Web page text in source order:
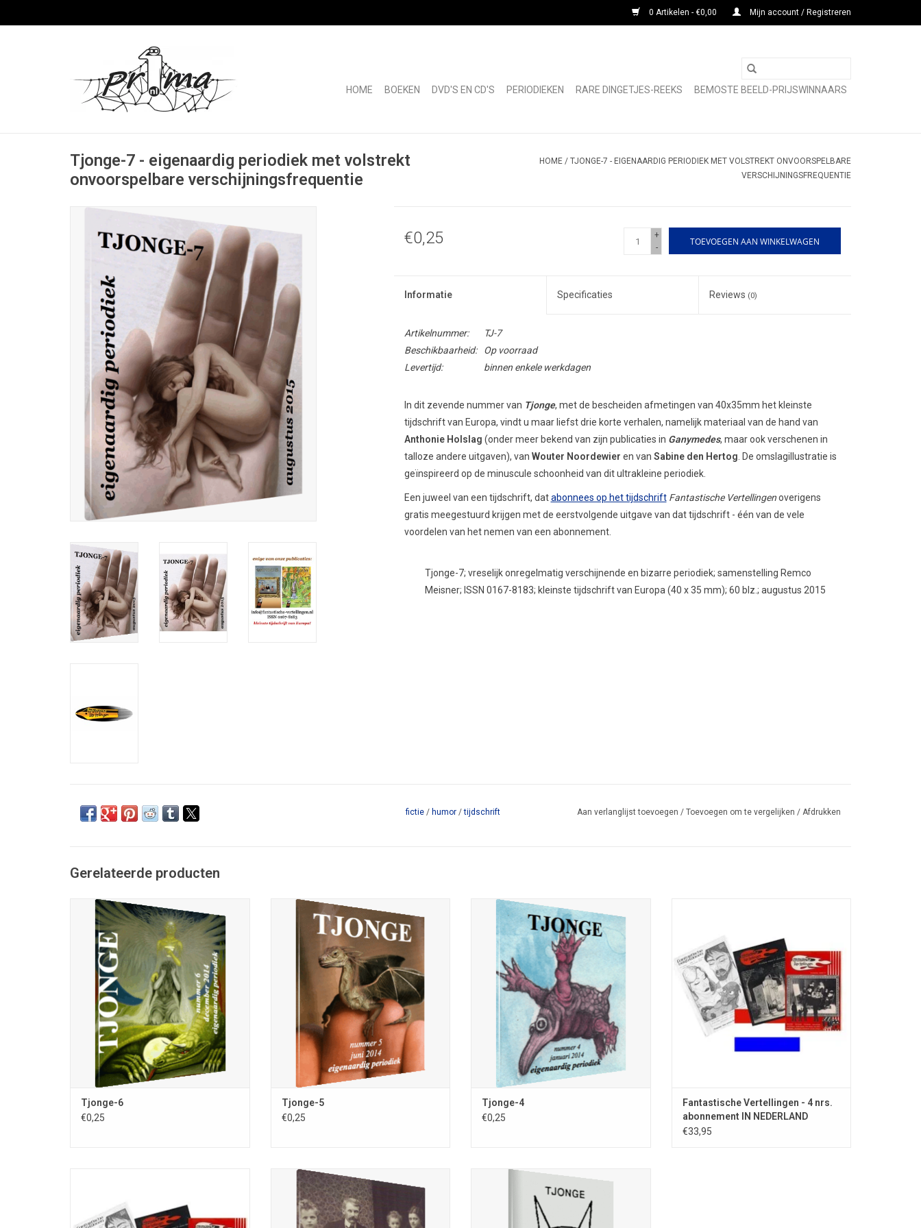
0 Artikelen - €0,00 Mijn account / Registreren
HOME BOEKEN DVD'S EN CD'S PERIODIEKEN RARE DINGETJES-REEKS BEMOSTE BEELD-PRIJSWINNAARS
Tjonge-7 - eigenaardig periodiek met volstrekt
onvoorspelbare verschijningsfrequentie
HOME / TJONGE-7 - EIGENAARDIG PERIODIEK MET VOLSTREKT ONVOORSPELBARE
VERSCHIJNINGSFREQUENTIE
€0,25
+
-
TOEVOEGEN AAN WINKELWAGEN
Informatie Specificaties Reviews (0)
Artikelnummer:
TJ-7
Beschikbaarheid:
Op voorraad
Levertijd:
binnen enkele werkdagen
In dit zevende nummer van Tjonge, met de bescheiden afmetingen van 40x35mm het kleinste
tijdschrift van Europa, vindt u maar liefst drie korte verhalen, namelijk materiaal van de hand van
Anthonie Holslag (onder meer bekend van zijn publicaties in Ganymedes, maar ook verschenen in
talloze andere uitgaven), van Wouter Noordewier en van Sabine den Hertog . De omslagillustratie is
geïnspireerd op de minuscule schoonheid van dit ultrakleine periodiek.
Een juweel van een tijdschrift, databonnees op het tijdschrift Fantastische Vertellingenoverigens
gratis meegestuurd krijgen met de eerstvolgende uitgave van dat tijdschrift - één van de vele
voordelen van het nemen van een abonnement.
Tjonge-7; vreselijk onregelmatig verschijnende en bizarre periodiek; samenstelling Remco
Meisner; ISSN 0167-8183; kleinste tijdschrift van Europa (40 x 35 mm); 60 blz.; augustus 2015
fictie / humor /tijdschrift Aan verlanglijst toevoegen / Toevoegen om te vergelijken / Afdrukken
Gerelateerde producten
Tjonge-6; vreselijk onregelmatig
verschijnende en bizarre periodiek;
samenstelling Remco Meisner; ISSN 0167-
8183; kleinste tijdschrift van Europa (40 x
35 mm); 56 blz.; december 2014
TOEVOEGEN AAN WINKELWAGEN
Tjonge-6
€0,25
Tjonge-5; vreselijk onregelmatig
verschijnende en bizarre periodiek;
samenstelling Remco Meisner; ISSN 0167-
8183; kleinste tijdschrift van Europa (40 x
35 mm); juni 2014
TOEVOEGEN AAN WINKELWAGEN
Tjonge-5
€0,25
vreselijk onregelmatig verschijnende en
bizarre periodiek; samenstelling Remco
Meisner; ISSN 0167-8183; kleinste tijdschrift
van Europa (40 x 35 mm); januari 2014
TOEVOEGEN AAN WINKELWAGEN
Tjonge-4
€0,25
nummers van het tijdschrift "Fantastische
Vertellingen" aan een adres IN NEDERLAND.
Dit abonnement is een stuk voordeliger dan
viermaal een los tijdschrift bestellen.
TOEVOEGEN AAN WINKELWAGEN
Fantastische Vertellingen - 4 nrs.
abonnement IN NEDERLAND
€33,95
nummers van het tijdschrift "Fantastische
Vertellingen" aan een adres BUITEN
Dit vreselijk onregelmatige periodiekje is
het kleinste van Europa, maar het bevat
telkenmale enige pareltjes. Het vorige
Dit vreselijk onregelmatige periodiekje is
het kleinste van Europa, maar het bevat
telkenmale enige pareltjes. Dit nummer
verscheen 25 jaar geleden, hetgeen een